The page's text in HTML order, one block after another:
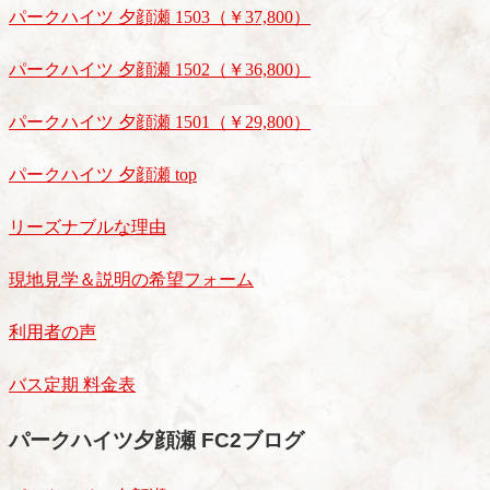
パークハイツ 夕顔瀬 1503（￥37,800）
パークハイツ 夕顔瀬 1502（￥36,800）
パークハイツ 夕顔瀬 1501（￥29,800）
パークハイツ 夕顔瀬 top
リーズナブルな理由
現地見学＆説明の希望フォーム
利用者の声
バス定期 料金表
パークハイツ夕顔瀬 FC2ブログ